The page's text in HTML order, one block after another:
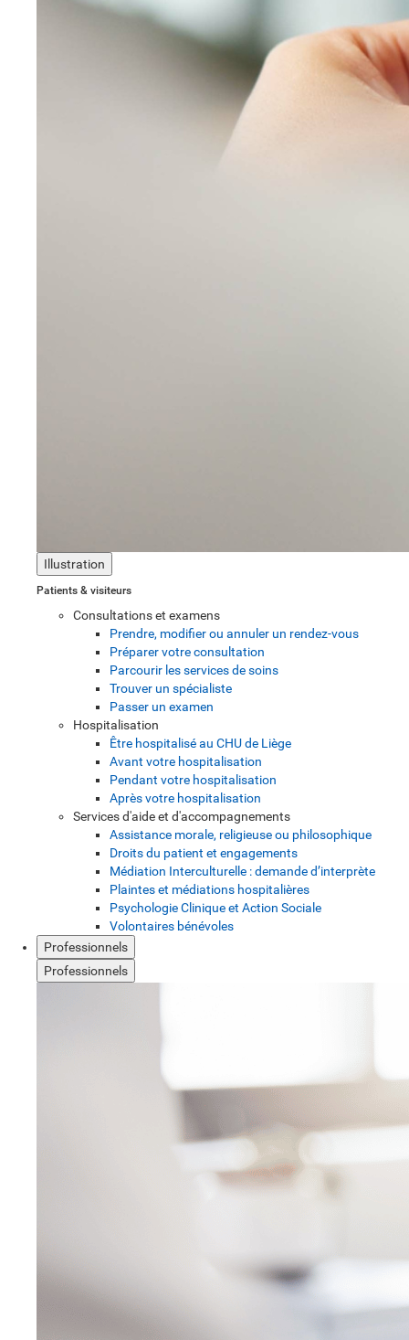
Illustration
Patients & visiteurs
Consultations et examens
Prendre, modifier ou annuler un rendez-vous
Préparer votre consultation
Parcourir les services de soins
Trouver un spécialiste
Passer un examen
Hospitalisation
Être hospitalisé au CHU de Liège
Avant votre hospitalisation
Pendant votre hospitalisation
Après votre hospitalisation
Services d'aide et d'accompagnements
Assistance morale, religieuse ou philosophique
Droits du patient et engagements
Médiation Interculturelle : demande d’interprète
Plaintes et médiations hospitalières
Psychologie Clinique et Action Sociale
Volontaires bénévoles
Professionnels
Professionnels